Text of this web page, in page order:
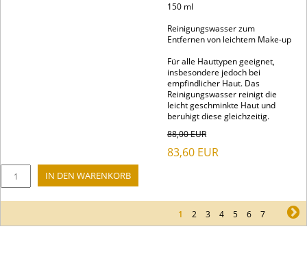
150 ml
Reinigungswasser zum
Entfernen von leichtem Make-up
Für alle Hauttypen geeignet,
insbesondere jedoch bei
empfindlicher Haut. Das
Reinigungswasser reinigt die
leicht geschminkte Haut und
beruhigt diese gleichzeitig.
88,00EUR
83,60 EUR
1 2 3 4 5 6 7